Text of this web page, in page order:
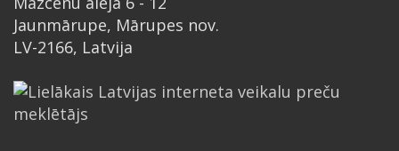
Jaunmārupe, Mārupes nov.
LV-2166, Latvija